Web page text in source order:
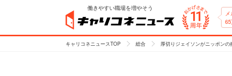
働きやすい職場を増やそう
65
キャリコネニュースTOP 総合 厚切りジェイソンがニッポン